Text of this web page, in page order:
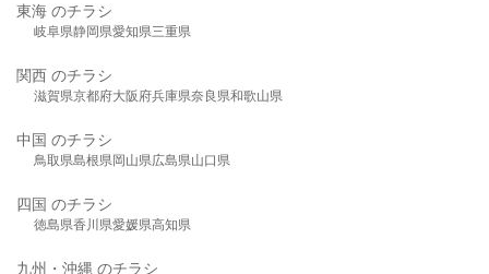
東海 のチラシ
岐阜県静岡県愛知県三重県
関西 のチラシ
滋賀県京都府大阪府兵庫県奈良県和歌山県
中国 のチラシ
鳥取県島根県岡山県広島県山口県
四国 のチラシ
徳島県香川県愛媛県高知県
九州・沖縄 のチラシ